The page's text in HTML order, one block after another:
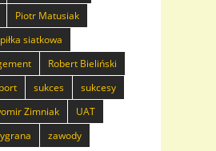
Piotr Matusiak
piłka siatkowa
Robert Bieliński
sukces
sukcesy
Zimniak
UAT
zawody